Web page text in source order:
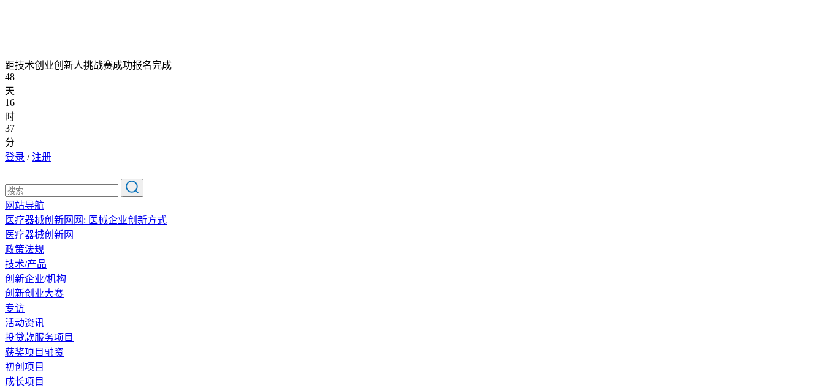
距技术创业创新人挑战赛成功报名完成
48
天
16
时
37
分
登录 /注册
网站导航
医疗器械创新网网: 医械企业创新方式
医疗器械创新网
政策法规
技术/产品
创新企业/机构
创新创业大赛
专访
活动资讯
投贷款服务项目
获奖项目融资
初创项目
成长项目